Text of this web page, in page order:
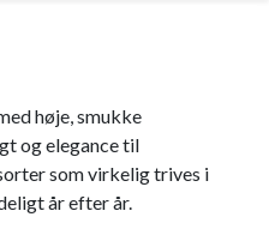
høje, smukke
og elegance til
som virkelig trives i
år efter år.